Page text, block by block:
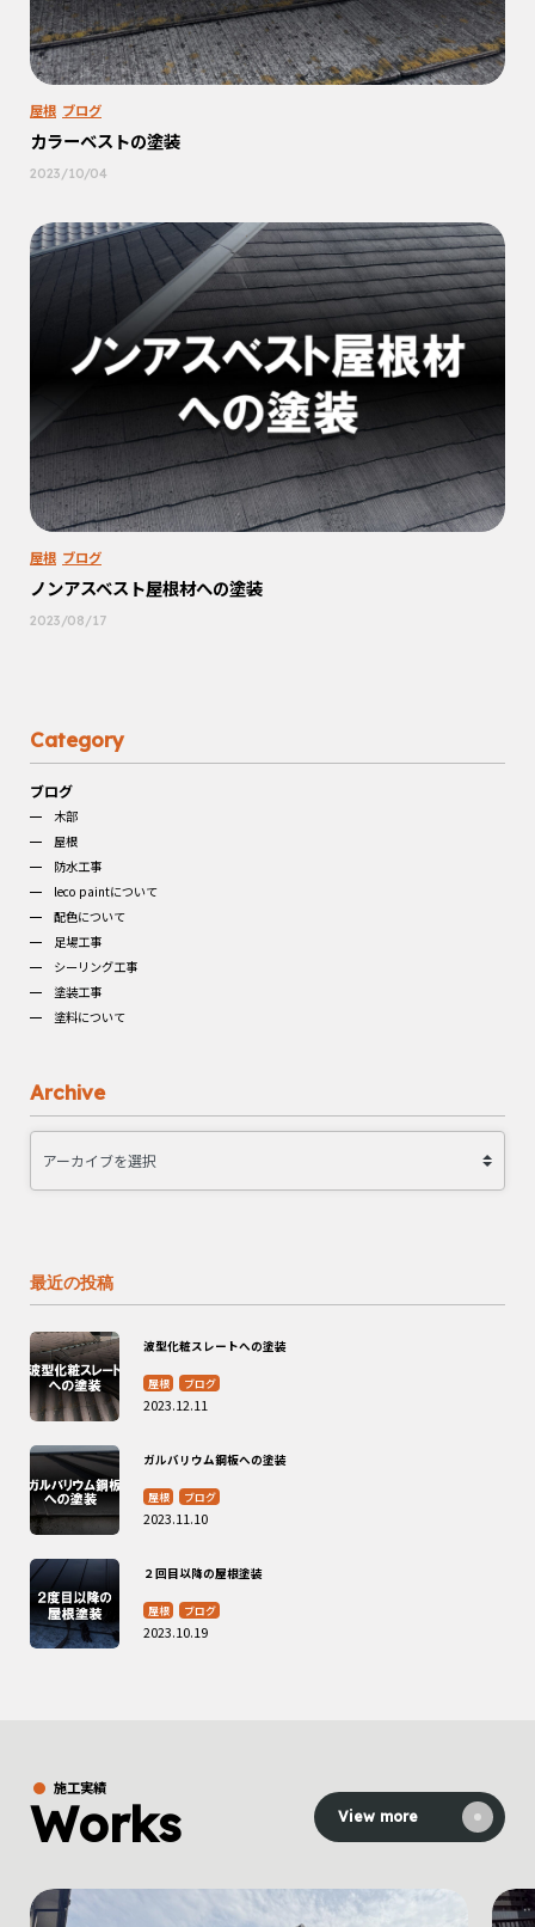
屋根 ブログ
カラーベストの塗装
2023/10/04
屋根 ブログ
ノンアスベスト屋根材への塗装
2023/08/17
Category
ブログ
木部
屋根
防水工事
leco paintについて
配色について
足場工事
シーリング工事
塗装工事
塗料について
Archive
最近の投稿
波型化粧スレートへの塗装
屋根 ブログ
2023.12.11
ガルバリウム鋼板への塗装
屋根 ブログ
2023.11.10
２回目以降の屋根塗装
屋根 ブログ
2023.10.19
施工実績
Works View more